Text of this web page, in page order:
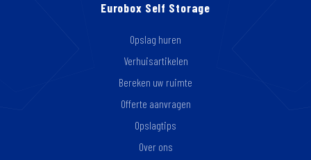
Eurobox Self Storage
Opslag huren
Verhuisartikelen
Bereken uw ruimte
Offerte aanvragen
Opslagtips
Over ons